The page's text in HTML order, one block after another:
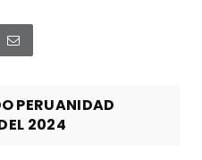
PERUANIDAD
2024